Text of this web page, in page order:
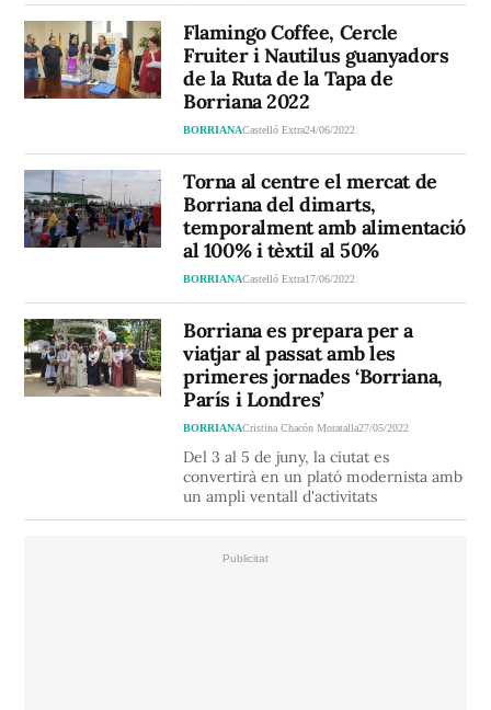
Flamingo Coffee, Cercle
Fruiter i Nautilus guanyadors
de la Ruta de la Tapa de
Borriana 2022
BORRIANACastelló Extra24/06/2022
Torna al centre el mercat de
Borriana del dimarts,
temporalment amb alimentació
al 100% i tèxtil al 50%
BORRIANACastelló Extra17/06/2022
Borriana es prepara per a
viatjar al passat amb les
primeres jornades ‘Borriana,
París i Londres’
BORRIANACristina Chacón Moratalla27/05/2022
Del 3 al 5 de juny, la ciutat es
convertirà en un plató modernista amb
un ampli ventall d'activitats